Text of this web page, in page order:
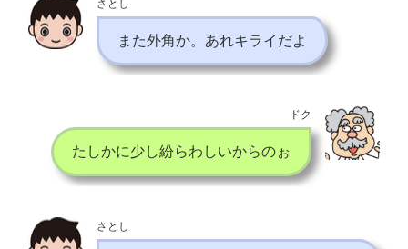
さとし
また外角か。あれキライだよ
ドク
たしかに少し紛らわしいからのぉ
さとし